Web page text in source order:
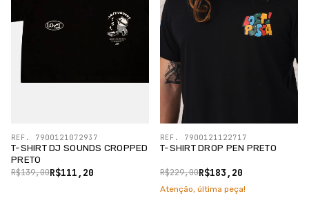
T-SHIRT DJ SOUNDS CROPPED
PRETO
R$111,20
R$139,00
REF. 7900121072937
T-SHIRT DROP PEN PRETO
R$183,20
R$229,00
REF. 7900121122717
Atenção, última peça!